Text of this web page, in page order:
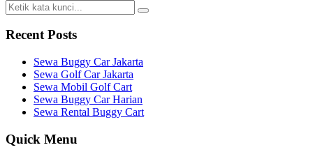
Recent Posts
Sewa Buggy Car Jakarta
Sewa Golf Car Jakarta
Sewa Mobil Golf Cart
Sewa Buggy Car Harian
Sewa Rental Buggy Cart
Quick Menu